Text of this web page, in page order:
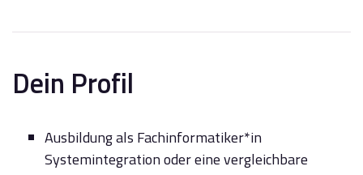
Dein Profil
Ausbildung als Fachinformatiker*in
Systemintegration oder eine vergleichbare